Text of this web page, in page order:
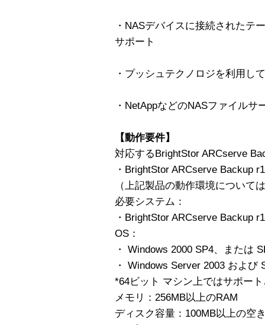
・NASデバイスに接続されたテ
サポート
・プッシュテクノロジを利用し
・NetAppなどのNASファイルサ
【動作要件】
対応するBrightStor ARCserve
・BrightStor ARCserve Backup
（上記製品の動作環境について
必要システム：
・BrightStor ARCserve Backup
OS：
・ Windows 2000 SP4、または
・ Windows Server 2003 および
*64ビット マシン上ではサポー
メモリ：256MB以上のRAM
ディスク容量：100MB以上の空